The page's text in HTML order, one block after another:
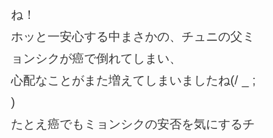
ね！
ホッと一安心する中まさかの、チュニの父ミ
ョンシクが癌で倒れてしまい、
心配なことがまた増えてしまいましたね(/ _ ;
)
たとえ癌でもミョンシクの安否を気にするチ